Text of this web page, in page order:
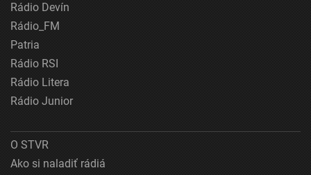
Rádio Devín
Rádio_FM
Patria
Rádio RSI
Rádio Litera
Rádio Junior
O STVR
Ako si naladiť rádiá